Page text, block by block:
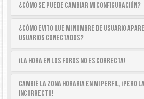
¿Cómo se puede cambiar mi configuración?
¿Cómo evito que mi nombre de usuario
usuarios conectados?
¡La hora en los foros no es correcta!
Cambié la zona horaria en mi perfil, ¡pero
incorrecto!